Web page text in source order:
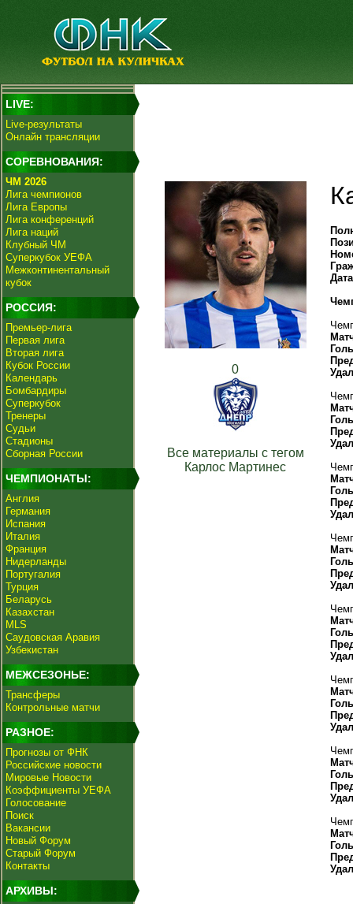
LIVE:
Live-результаты
Онлайн трансляции
СОРЕВНОВАНИЯ:
ЧМ 2026
Лига чемпионов
Лига Европы
Лига конференций
Лига наций
Клубный ЧМ
Суперкубок УЕФА
Межконтинентальный
кубок
РОССИЯ:
Премьер-лига
Первая лига
Вторая лига
Кубок России
Календарь
Бомбардиры
Суперкубок
Тренеры
Судьи
Стадионы
Сборная России
ЧЕМПИОНАТЫ:
Англия
Германия
Испания
Италия
Франция
Нидерланды
Португалия
Турция
Беларусь
Казахстан
MLS
Саудовская Аравия
Узбекистан
МЕЖСЕЗОНЬЕ:
Трансферы
Контрольные матчи
РАЗНОЕ:
Прогнозы от ФНК
Российские новости
Мировые Новости
Коэффициенты УЕФА
Голосование
Поиск
Вакансии
Новый Форум
Старый Форум
Контакты
АРХИВЫ:
0
Все материалы с тегом
Карлос Мартинес